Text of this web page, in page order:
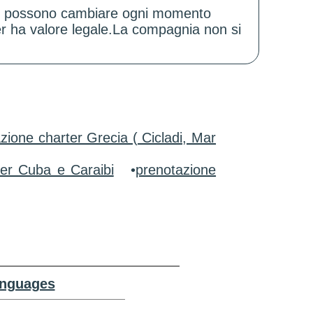
cambiare ogni momento
ha valore legale.La compagnia non si
charter Grecia ( Cicladi, Mar
Cuba e Caraibi •prenotazione